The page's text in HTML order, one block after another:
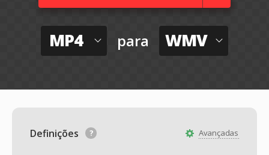
MP4 para WMV
Avançadas
Definições